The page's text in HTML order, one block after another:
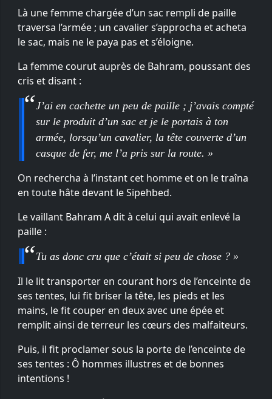
Là une femme chargée d’un sac rempli de paille
traversa l’armée ; un cavalier s’approcha et acheta
le sac, mais ne le paya pas et s’éloigne.
La femme courut auprès de Bahram, poussant des
cris et disant :
J’ai en cachette un peu de paille ; j’avais compté
sur le produit d’un sac et je le portais à ton
armée, lorsqu’un cavalier, la tête couverte d’un
casque de fer, me l’a pris sur la route. »
On rechercha à l’instant cet homme et on le traîna
en toute hâte devant le Sipehbed.
Le vaillant Bahram A dit à celui qui avait enlevé la
paille :
Tu as donc cru que c’était si peu de chose ? »
Il le lit transporter en courant hors de l’enceinte de
ses tentes, lui fit briser la tête, les pieds et les
mains, le fit couper en deux avec une épée et
remplit ainsi de terreur les cœurs des malfaiteurs.
Puis, il fit proclamer sous la porte de l’enceinte de
ses tentes : Ô hommes illustres et de bonnes
intentions !